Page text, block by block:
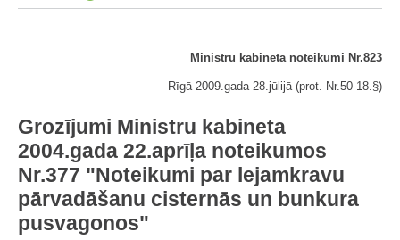
Ministru kabineta noteikumi Nr.823
Rīgā 2009.gada 28.jūlijā (prot. Nr.50 18.§)
Grozījumi Ministru kabineta
2004.gada 22.aprīļa noteikumos
Nr.377 "Noteikumi par lejamkravu
pārvadāšanu cisternās un bunkura
pusvagonos"